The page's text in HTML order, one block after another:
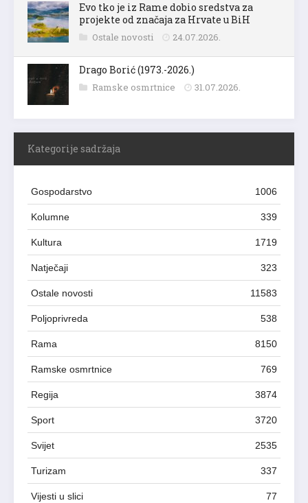
Evo tko je iz Rame dobio sredstva za
projekte od značaja za Hrvate u BiH
Ostale novosti 24.07.2026.
Drago Borić (1973.-2026.)
Ramske osmrtnice 31.07.2026.
Kategorije sadržaja
Gospodarstvo 1006
Kolumne 339
Kultura 1719
Natječaji 323
Ostale novosti 11583
Poljoprivreda 538
Rama 8150
Ramske osmrtnice 769
Regija 3874
Sport 3720
Svijet 2535
Turizam 337
Vijesti u slici 77